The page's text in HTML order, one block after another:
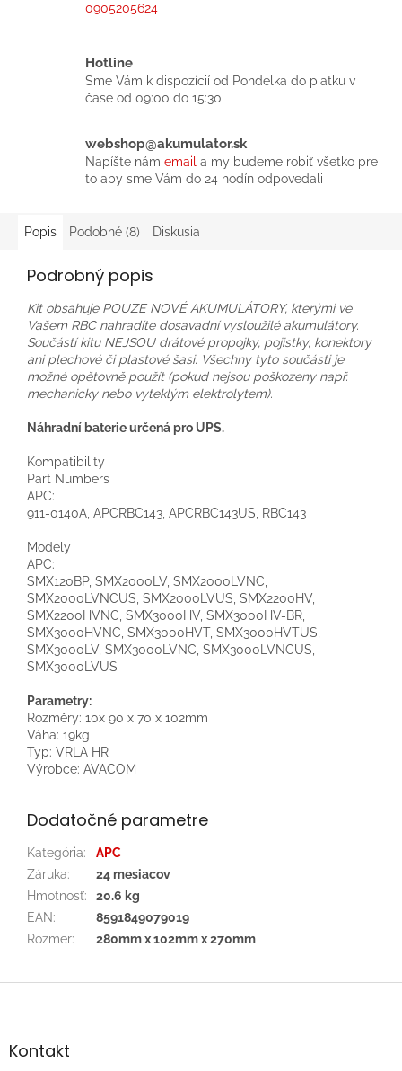
0905205624
Hotline
Sme Vám k dispozícií od Pondelka do piatku v
čase od 09:00 do 15:30
webshop@akumulator.sk
Napíšte nám email a my budeme robiť všetko pre
to aby sme Vám do 24 hodín odpovedali
Popis Podobné (8) Diskusia
Podrobný popis
Kit obsahuje POUZE NOVÉ AKUMULÁTORY, kterými ve
Vašem RBC nahradíte dosavadní vysloužilé akumulátory.
Součástí kitu NEJSOU drátové propojky, pojistky, konektory
ani plechové či plastové šasi. Všechny tyto součásti je
možné opětovně použít (pokud nejsou poškozeny např.
mechanicky nebo vyteklým elektrolytem).
Náhradní baterie určená pro UPS.
Kompatibility
Part Numbers
APC:
911-0140A, APCRBC143, APCRBC143US , RBC143
Modely
APC:
SMX120BP, SMX2000LV, SMX2000LVNC,
SMX2000LVNCUS, SMX2000LVUS, SMX2200HV,
SMX2200HVNC, SMX3000HV, SMX3000HV-BR,
SMX3000HVNC, SMX3000HVT, SMX3000HVTUS,
SMX3000LV, SMX3000LVNC, SMX3000LVNCUS,
SMX3000LVUS
Parametry:
Rozměry: 10x 90 x 70 x 102mm
Váha: 19kg
Typ: VRLA HR
Výrobce: AVACOM
Dodatočné parametre
Kategória:
APC
Záruka:
24 mesiacov
Hmotnosť:
20.6 kg
EAN:
8591849079019
Rozmer: 280mm x 102mm x 270mm
Z
äKontakt